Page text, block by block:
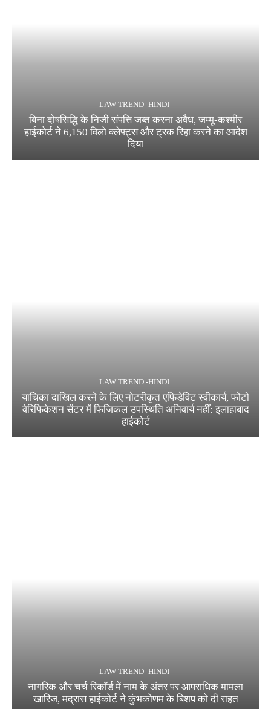
LAW TREND -HINDI
बिना दोषसिद्धि के निजी संपत्ति जब्त करना अवैध, जम्मू-कश्मीर
हाईकोर्ट ने 6,150 विलो क्लेफ्ट्स और ट्रक रिहा करने का आदेश
दिया
LAW TREND -HINDI
याचिका दाखिल करने के लिए नोटरीकृत एफिडेविट स्वीकार्य, फोटो
वेरिफिकेशन सेंटर में फिजिकल उपस्थिति अनिवार्य नहीं: इलाहाबाद
हाईकोर्ट
LAW TREND -HINDI
नागरिक और चर्च रिकॉर्ड में नाम के अंतर पर आपराधिक मामला
खारिज, मद्रास हाईकोर्ट ने कुंभकोणम के बिशप को दी राहत